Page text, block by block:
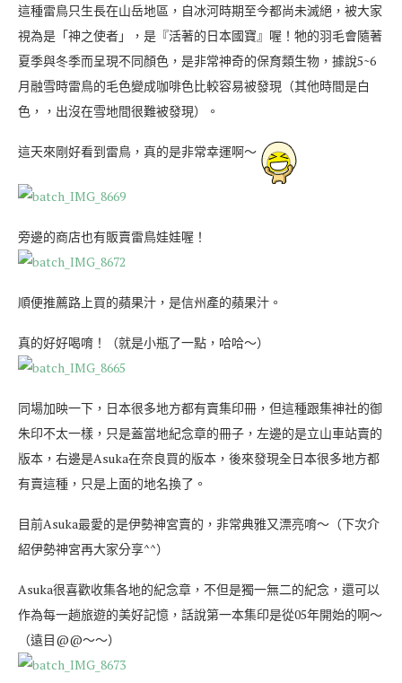
這種雷鳥只生長在山岳地區，自冰河時期至今都尚未滅絕，被大家
視為是「神之使者」，是『活著的日本國寶』喔！牠的羽毛會隨著
夏季與冬季而呈現不同顏色，是非常神奇的保育類生物，據說5~6
月融雪時雷鳥的毛色變成咖啡色比較容易被發現（其他時間是白
色，，出沒在雪地間很難被發現）。
這天來剛好看到雷鳥，真的是非常幸運啊～
旁邊的商店也有販賣雷鳥娃娃喔！
順便推薦路上買的蘋果汁，是信州產的蘋果汁。
真的好好喝唷！（就是小瓶了一點，哈哈～）
同場加映一下，日本很多地方都有賣集印冊，但這種跟集神社的御
朱印不太一樣，只是蓋當地紀念章的冊子，左邊的是立山車站賣的
版本，右邊是Asuka在奈良買的版本，後來發現全日本很多地方都
有賣這種，只是上面的地名換了。
目前Asuka最愛的是伊勢神宮賣的，非常典雅又漂亮唷～（下次介
紹伊勢神宮再大家分享^^）
Asuka很喜歡收集各地的紀念章，不但是獨一無二的紀念，還可以
作為每一趟旅遊的美好記憶，話說第一本集印是從05年開始的啊～
（遠目@@～～）